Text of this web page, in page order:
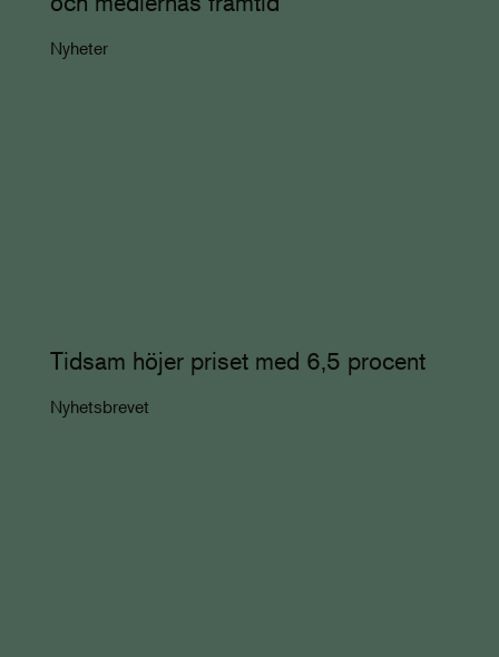
Nyheter
Tidsam höjer priset med 6,5 procent
Nyhetsbrevet